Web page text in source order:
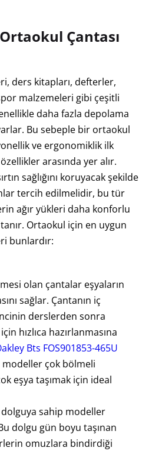
Çantası
ders kitapları, defterler,
malzemeleri gibi çeşitli
daha fazla depolama
Bu sebeple bir ortaokul
ve ergonomiklik ilk
arasında yer alır.
sağlığını koruyacak şekilde
tercih edilmelidir, bu tür
ağır yükleri daha konforlu
Ortaokul için en uygun
bunlardır:
olan çantalar eşyaların
sağlar. Çantanın iç
derslerden sonra
hızlıca hazırlanmasına
Bts FOS901853-465U
modeller çok bölmeli
eşya taşımak için ideal
dolguya sahip modeller
dolgu gün boyu taşınan
omuzlara bindirdiği